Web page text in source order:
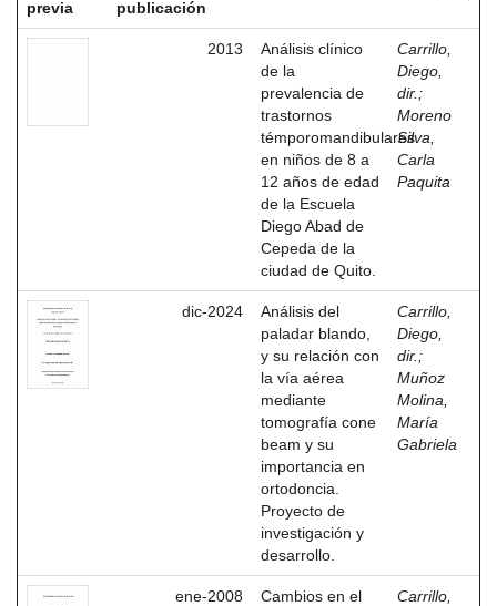
previa
publicación
2013
Análisis clínico
de la
prevalencia de
trastornos
témporomandibulares
en niños de 8 a
12 años de edad
de la Escuela
Diego Abad de
Cepeda de la
ciudad de Quito.
Carrillo,
Diego,
dir. ;
Moreno
Silva,
Carla
Paquita
dic-2024
Análisis del
paladar blando,
y su relación con
la vía aérea
mediante
tomografía cone
beam y su
importancia en
ortodoncia.
Proyecto de
investigación y
desarrollo.
Carrillo,
Diego,
dir. ;
Muñoz
Molina,
María
Gabriela
ene-2008
Cambios en el
Carrillo,